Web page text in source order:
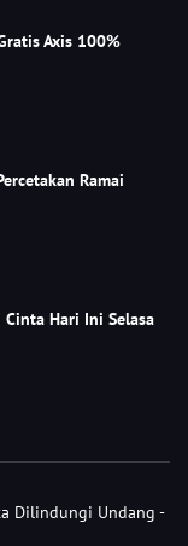
Axis 100%
Ramai
Hari Ini Selasa
Dilindungi Undang -